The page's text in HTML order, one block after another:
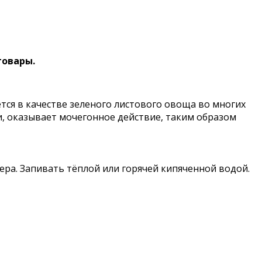
в качестве зеленого листового овоща во многих
оказывает мочегонное действие, таким образом
Запивать тёплой или горячей кипяченной водой.